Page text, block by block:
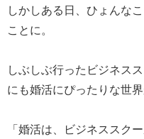
しかしある日、ひょんな
ことに。
しぶしぶ行ったビジネス
にも婚活にぴったりな世
「婚活は、ビジネススク